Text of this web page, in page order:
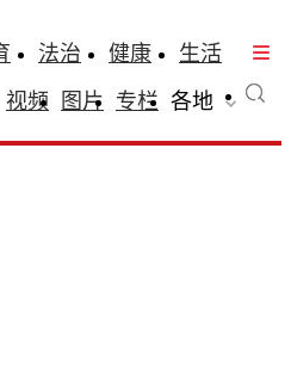
法治 健康
生活
视频 图片 专栏 各地